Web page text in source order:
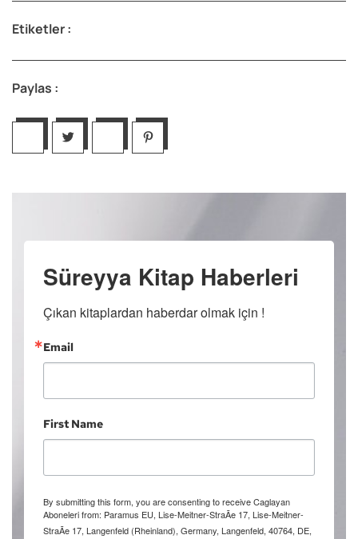
Etiketler :
Paylas :
Süreyya Kitap Haberleri
Çıkan kitaplardan haberdar olmak için !
Email
First Name
By submitting this form, you are consenting to receive Caglayan
Aboneleri from: Paramus EU, Lise-Meitner-StraÃe 17, Lise-Meitner-
StraÃe 17, Langenfeld (Rheinland), Germany, Langenfeld, 40764, DE,